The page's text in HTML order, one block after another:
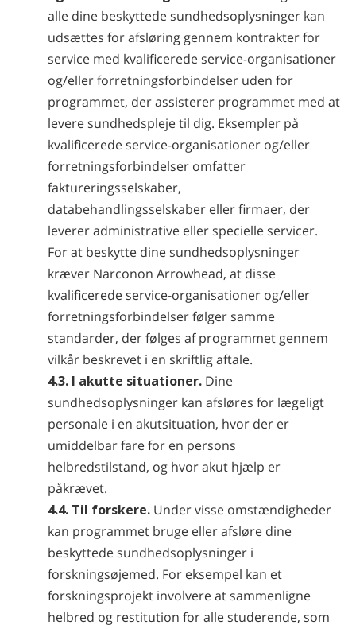
alle dine beskyttede sundhedsoplysninger kan
udsættes for afsløring gennem kontrakter for
service med kvalificerede service-organisationer
og/eller forretningsforbindelser uden for
programmet, der assisterer programmet med at
levere sundhedspleje til dig. Eksempler på
kvalificerede service-organisationer og/eller
forretningsforbindelser omfatter
faktureringsselskaber,
databehandlingsselskaber eller firmaer, der
leverer administrative eller specielle servicer.
For at beskytte dine sundhedsoplysninger
kræver Narconon Arrowhead, at disse
kvalificerede service-organisationer og/eller
forretningsforbindelser følger samme
standarder, der følges af programmet gennem
vilkår beskrevet i en skriftlig aftale.
4.3. I akutte situationer. Dine
sundhedsoplysninger kan afsløres for lægeligt
personale i en akutsituation, hvor der er
umiddelbar fare for en persons
helbredstilstand, og hvor akut hjælp er
påkrævet.
4.4. Til forskere. Under visse omstændigheder
kan programmet bruge eller afsløre dine
beskyttede sundhedsoplysninger i
forskningsøjemed. For eksempel kan et
forskningsprojekt involvere at sammenligne
helbred og restitution for alle studerende, som